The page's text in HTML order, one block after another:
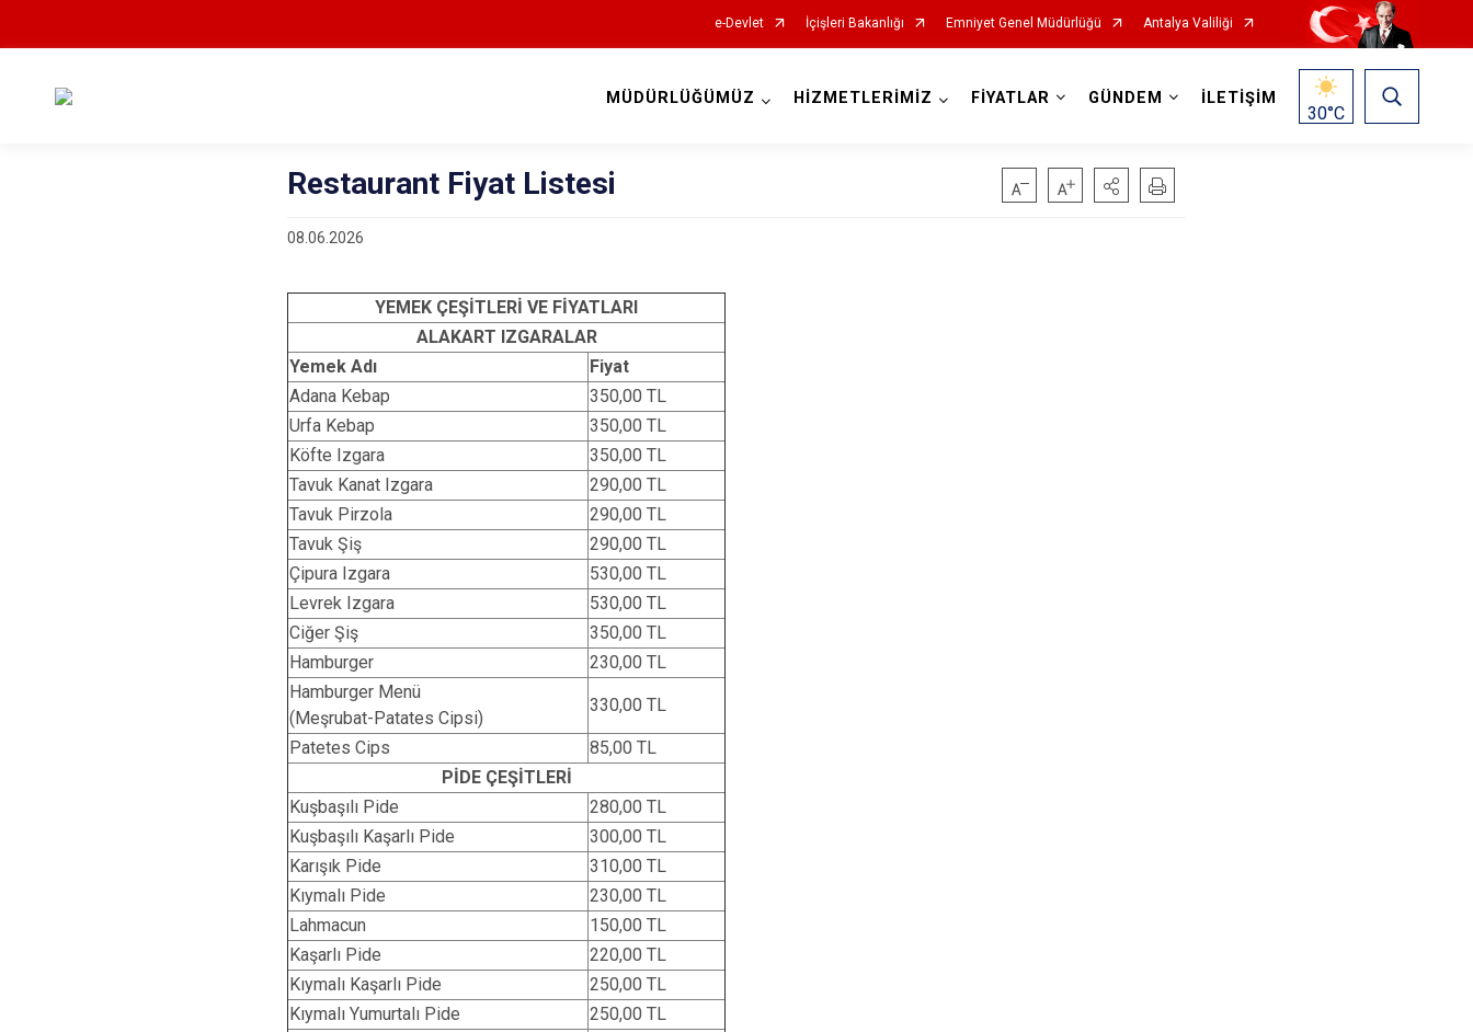
e-Devlet İçişleri Bakanlığı Emniyet Genel Müdürlüğü Antalya Valiliği
MÜDÜRLÜĞÜMÜZ HİZMETLERİMİZ FİYATLAR GÜNDEM İLETİŞİM
30°C
Restaurant Fiyat Listesi
08.06.2026
YEMEK ÇEŞİTLERİ VE FİYATLARI
ALAKART IZGARALAR
Yemek Adı
Fiyat
Adana Kebap
350,00 TL
Urfa Kebap
350,00 TL
Köfte Izgara
350,00 TL
Tavuk Kanat Izgara
290,00 TL
Tavuk Pirzola
290,00 TL
Tavuk Şiş
290,00 TL
Çipura Izgara
530,00 TL
Levrek Izgara
530,00 TL
Ciğer Şiş
350,00 TL
Hamburger
230,00 TL
Hamburger Menü
(Meşrubat-Patates Cipsi)
330,00 TL
Patetes Cips
85,00 TL
PİDE ÇEŞİTLERİ
Kuşbaşılı Pide
280,00 TL
Kuşbaşılı Kaşarlı Pide
300,00 TL
Karışık Pide
310,00 TL
Kıymalı Pide
230,00 TL
Lahmacun
150,00 TL
Kaşarlı Pide
220,00 TL
Kıymalı Kaşarlı Pide
250,00 TL
Kıymalı Yumurtalı Pide
250,00 TL